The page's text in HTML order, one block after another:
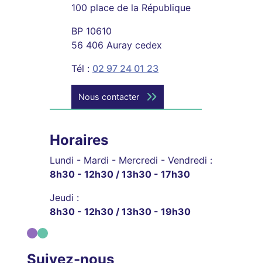
100 place de la République
BP 10610
56 406 Auray cedex
Tél : 02 97 24 01 23
Nous contacter
Horaires
Lundi - Mardi - Mercredi - Vendredi :
8h30 - 12h30 / 13h30 - 17h30
Jeudi :
8h30 - 12h30 / 13h30 - 19h30
Suivez-nous